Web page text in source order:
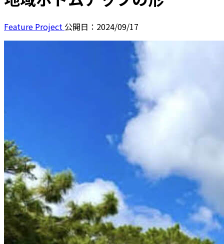
Feature Project 公開日：2024/09/17